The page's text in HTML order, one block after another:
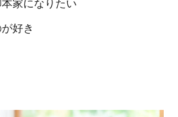
家になりたい
好き